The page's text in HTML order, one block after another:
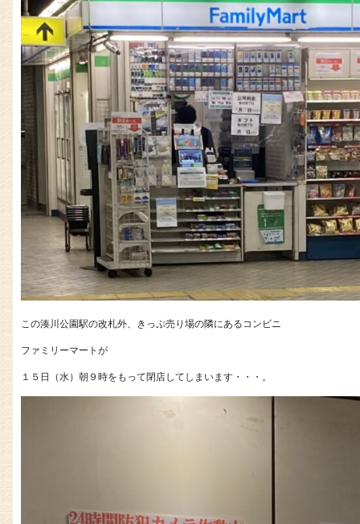
この湊川公園駅の改札外、きっぷ売り場の隣にあるコンビニ
ファミリーマートが
１５日（水）朝９時をもって閉店してしまいます・・・。